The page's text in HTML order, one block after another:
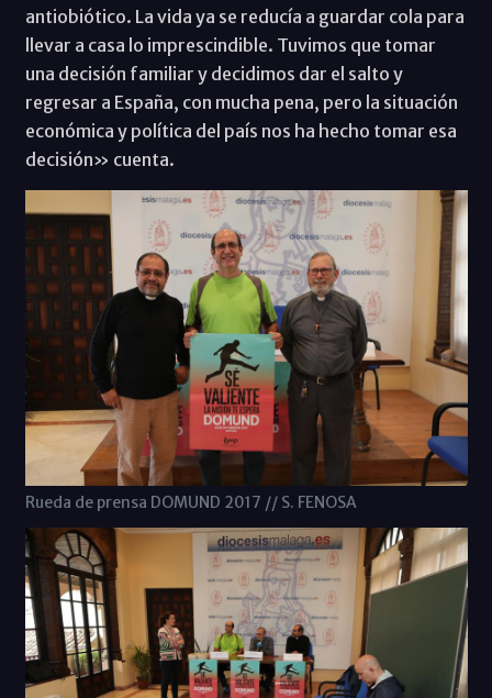
antiobiótico. La vida ya se reducía a guardar cola para
llevar a casa lo imprescindible. Tuvimos que tomar
una decisión familiar y decidimos dar el salto y
regresar a España, con mucha pena, pero la situación
económica y política del país nos ha hecho tomar esa
decisión» cuenta.
Rueda de prensa DOMUND 2017 // S. FENOSA